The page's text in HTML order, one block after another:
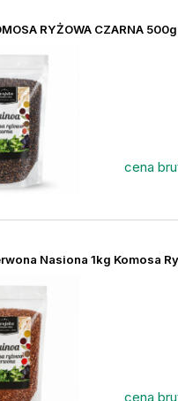
RYŻOWA CZARNA
cena
Nasiona 1kg Komosa
cena